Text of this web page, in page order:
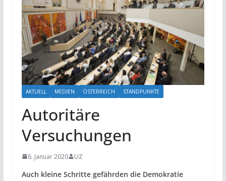
AKTUELL MEDIEN ÖSTERREICH STANDPUNKTE
Autoritäre
Versuchungen
6. Januar 2020 UZ
Auch kleine Schritte gefährden die Demokratie